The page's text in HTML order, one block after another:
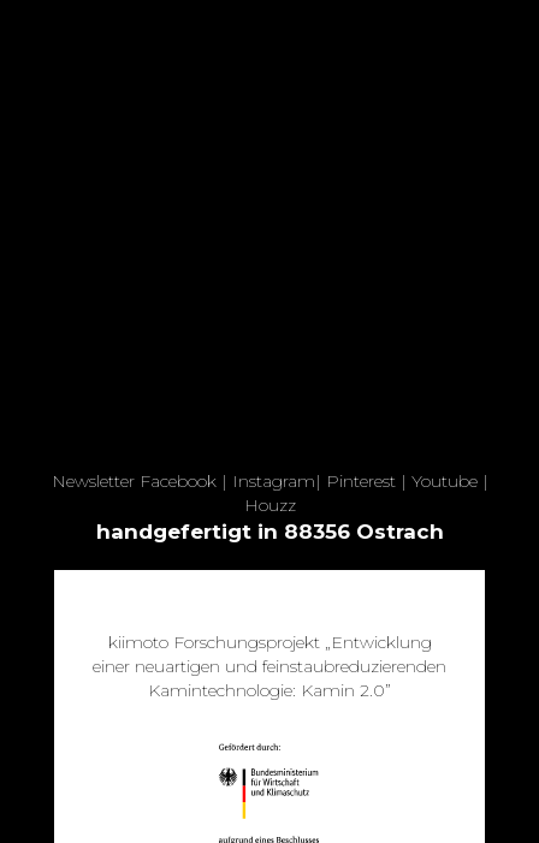
Newsletter Facebook| Instagram| Pinterest| Youtube|
Houzz
handgefertigt in 88356 Ostrach
kiimoto Forschungsprojekt „Entwicklung
einer neuartigen und feinstaubreduzierenden
Kamintechnologie: Kamin 2.0”